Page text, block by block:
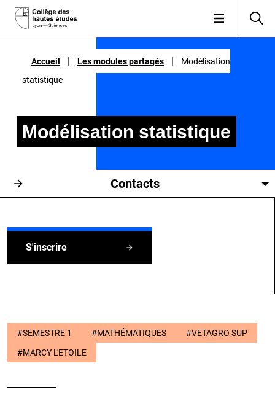
Accueil | Les modules partagés |
Modélisation
statistique
Accueil | Les modules partagés |
Modélisation
statistique
Modélisation statistique
Contacts
S'inscrire
#SEMESTRE 1 #MATHÉMATIQUES
#VETAGRO SUP
#MARCY L'ETOILE